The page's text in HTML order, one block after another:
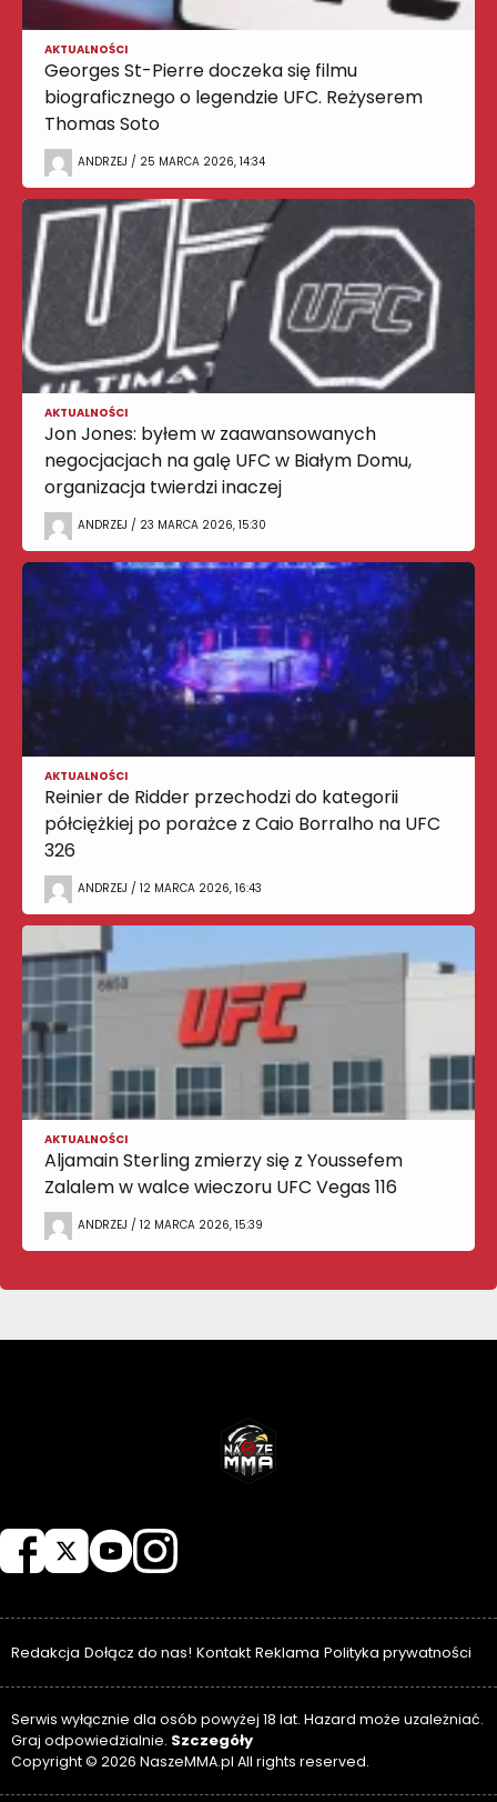
AKTUALNOŚCI
Georges St-Pierre doczeka się filmu
biograficznego o legendzie UFC. Reżyserem
Thomas Soto
ANDRZEJ / 25 MARCA 2026, 14:34
AKTUALNOŚCI
Jon Jones: byłem w zaawansowanych
negocjacjach na galę UFC w Białym Domu,
organizacja twierdzi inaczej
ANDRZEJ / 23 MARCA 2026, 15:30
AKTUALNOŚCI
Reinier de Ridder przechodzi do kategorii
półciężkiej po porażce z Caio Borralho na UFC
326
ANDRZEJ / 12 MARCA 2026, 16:43
AKTUALNOŚCI
Aljamain Sterling zmierzy się z Youssefem
Zalalem w walce wieczoru UFC Vegas 116
ANDRZEJ / 12 MARCA 2026, 15:39
Redakcja Dołącz do nas! Kontakt Reklama Polityka prywatności
Serwis wyłącznie dla osób powyżej 18 lat. Hazard może uzależniać.
Graj odpowiedzialnie. Szczegóły
Copyright © 2026 NaszeMMA.pl All rights reserved.